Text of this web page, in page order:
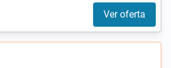
Ver oferta